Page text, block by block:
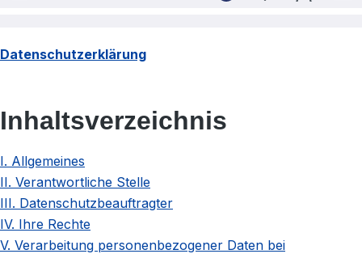
Datenschutzerklärung
Inhaltsverzeichnis
I. Allgemeines
II. Verantwortliche Stelle
III. Datenschutzbeauftragter
IV. Ihre Rechte
V. Verarbeitung personenbezogener Daten bei